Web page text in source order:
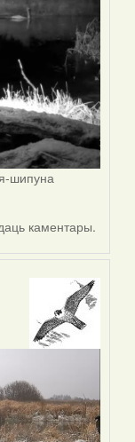
шипуна
каментары.